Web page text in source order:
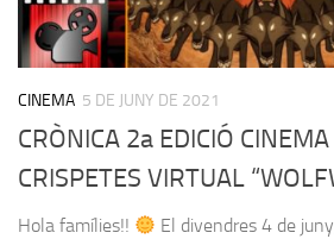
CINEMA 5 DE JUNY DE 2021
CRÒNICA 2a EDICIÓ
CRISPETES VIRTUAL
Hola famílies!!
El divendres 4 de